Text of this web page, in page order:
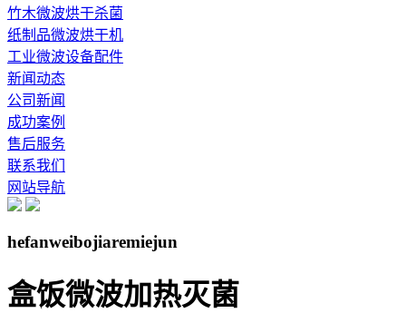
竹木微波烘干杀菌
纸制品微波烘干机
工业微波设备配件
新闻动态
公司新闻
成功案例
售后服务
联系我们
网站导航
hefanweibojiaremiejun
盒饭微波加热灭菌